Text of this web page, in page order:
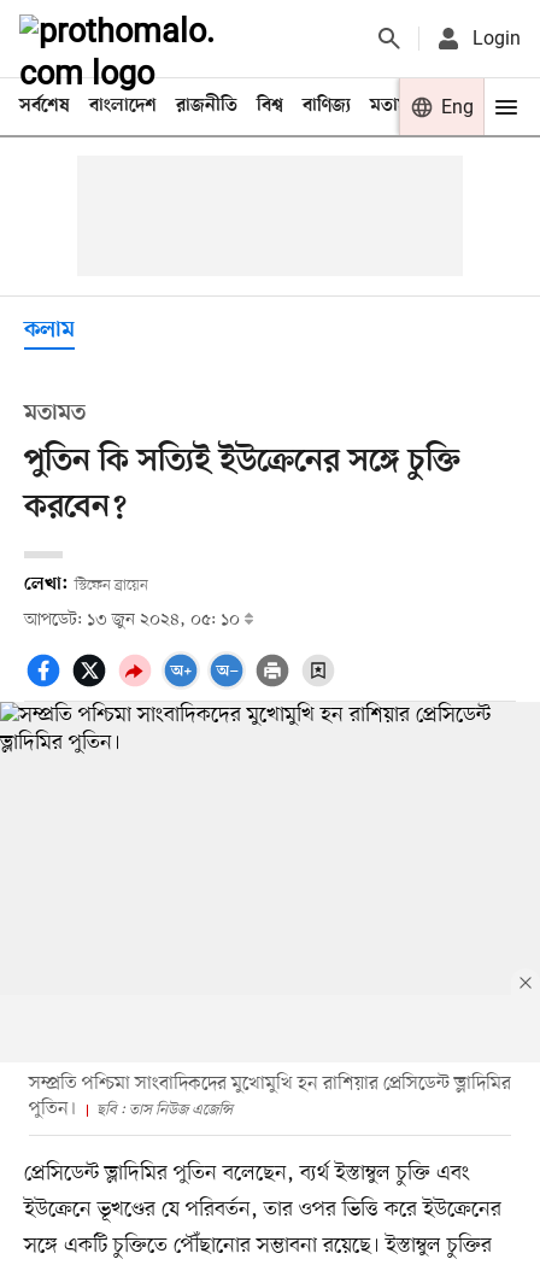
Login
সর্বশেষ বাংলাদেশ রাজনীতি বিশ্ব বাণিজ্য মতামত খেলা
Eng
কলাম
মতামত
পুতিন কি সত্যিই ইউক্রেনের সঙ্গে চুক্তি
করবেন?
লেখা: স্টিফেন ব্রায়েন
আপডেট: ১৩ জুন ২০২৪, ০৫: ১০
সম্প্রতি পশ্চিমা সাংবাদিকদের মুখোমুখি হন রাশিয়ার প্রেসিডেন্ট ভ্লাদিমির
পুতিন।
ছবি : তাস নিউজ এজেন্সি
প্রেসিডেন্ট ভ্লাদিমির পুতিন বলেছেন, ব্যর্থ ইস্তাম্বুল চুক্তি এবং
ইউক্রেনে ভূখণ্ডের যে পরিবর্তন, তার ওপর ভিত্তি করে ইউক্রেনের
সঙ্গে একটি চুক্তিতে পৌঁছানোর সম্ভাবনা রয়েছে। ইস্তাম্বুল চুক্তির